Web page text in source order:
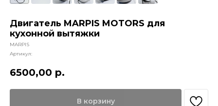
Двигатель MARPIS MOTORS для
кухонной вытяжки
MARPIS
Артикул:
6500,00 р.
В корзину